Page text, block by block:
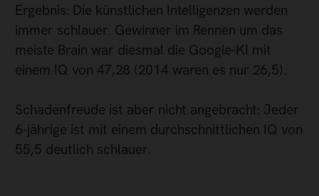
Ergebnis: Die künstlichen Intelligenzen werden
immer schlauer. Gewinner im Rennen um das
meiste Brain war diesmal die Google-KI mit
einem IQ von 47,28 (2014 waren es nur 26,5).
Schadenfreude ist aber nicht angebracht: Jeder
6-jährige ist mit einem durchschnittlichen IQ von
55,5 deutlich schlauer.